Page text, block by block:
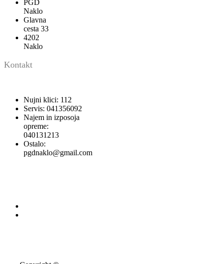
PGD
Naklo
Glavna
cesta 33
4202
Naklo
Kontakt
Nujni klici: 112
Servis: 041356092
Najem in izposoja
opreme:
040131213
Ostalo:
pgdnaklo@gmail.com